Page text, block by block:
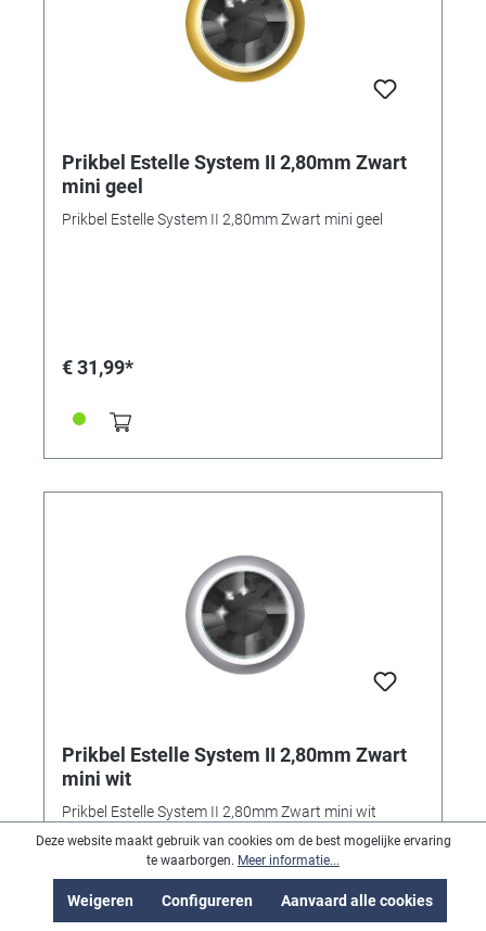
Prikbel Estelle System II 2,80mm Zwart
mini geel
Prikbel Estelle System II 2,80mm Zwart mini geel
€ 31,99*
Prikbel Estelle System II 2,80mm Zwart
mini wit
Prikbel Estelle System II 2,80mm Zwart mini wit
Deze website maakt gebruik van cookies om de best mogelijke ervaring
te waarborgen. Meer informatie...
Weigeren Configureren Aanvaard alle cookies